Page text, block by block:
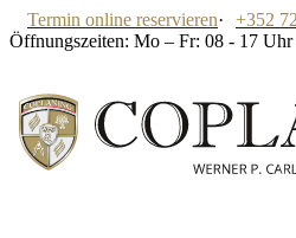
Termin online reservieren· +352
Öffnungszeiten: Mo – Fr: 08 - 17 Uhr